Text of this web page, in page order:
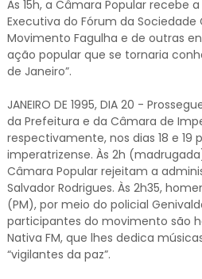
Às 15h, a Câmara Popular recebe
Executiva do Fórum da
Movimento Fagulha e de outras
ação popular que se tornaria
de Janeiro”.
JANEIRO DE 1995, DIA 20 -
da Prefeitura e da Câmara de
respectivamente, nos dias 18 e 19
imperatrizense. Às 2h
Câmara Popular rejeitam a
Salvador Rodrigues. Às 2h35,
(PM), por meio do policial
participantes do movimento são
Nativa FM, que lhes dedica
“vigilantes da paz”.